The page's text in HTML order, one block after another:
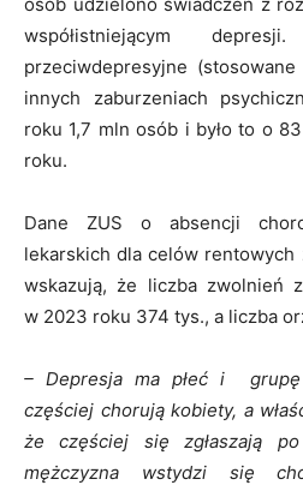
współistniejącym
przeciwdepresyjne
innych zaburzeniach
roku 1,7 mln osób i było to o
roku.
Dane ZUS o absencji
lekarskich dla celów
wskazują, że liczba zwolnień
w 2023 roku 374 tys., a liczba
– Depresja ma płeć i grupę
częściej chorują kobiety, a
że częściej się zgłaszają
mężczyzna wstydzi się